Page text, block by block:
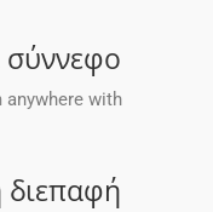
σύννεφο
with
διεπαφή